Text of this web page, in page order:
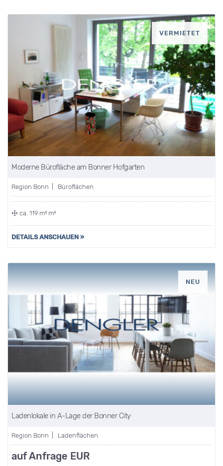
VERMIETET
Moderne Bürofläche am Bonner Hofgarten
Region Bonn | Büroflächen
ca. 119 m² m²
DETAILS ANSCHAUEN »
NEU
Ladenlokale in A-Lage der Bonner City
Region Bonn | Ladenflächen
auf Anfrage EUR